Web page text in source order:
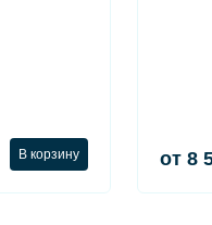
В корзину от 8